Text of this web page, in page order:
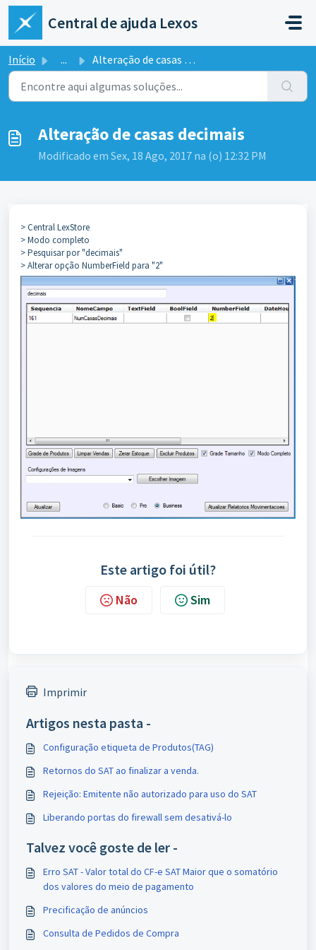
Ir para o conteúdo principal
Central de ajuda Lexos
Início ... Alteração de casas decimais
Alteração de casas decimais
Modificado em Sex, 18 Ago, 2017 na (o) 12:32 PM
> Central LexStore
> Modo completo
> Pesquisar por "decimais"
> Alterar opção NumberField para "2"
Este artigo foi útil?
Não Sim
Imprimir
Artigos nesta pasta -
Configuração etiqueta de Produtos(TAG)
Retornos do SAT ao finalizar a venda.
Rejeição: Emitente não autorizado para uso do SAT
Liberando portas do firewall sem desativá-lo
Talvez você goste de ler -
Erro SAT - Valor total do CF-e SAT Maior que o somatório
dos valores do meio de pagamento
Precificação de anúncios
Consulta de Pedidos de Compra